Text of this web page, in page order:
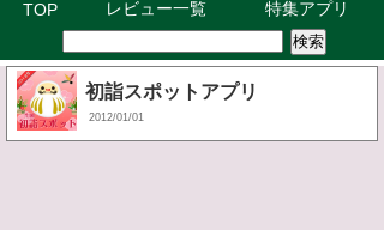
TOP レビュー一覧 特集アプリ
初詣スポットアプリ
2012/01/01